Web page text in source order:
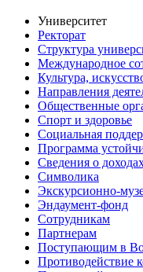
Университет
Ректорат
Структура
Международное
Культура,
Направления
Общественные
Спорт и здоровье
Социальная
Программа
Сведения о
Символика
Экскурсионно-
Эндаумент-фонд
Сотрудникам
Партнерам
Поступающим в
Противодействие